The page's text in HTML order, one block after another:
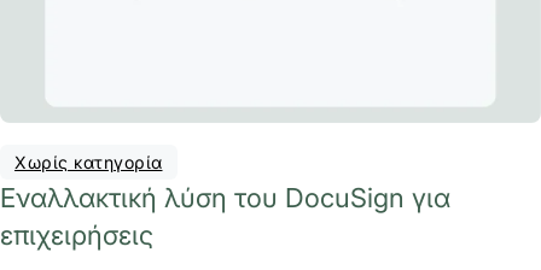
Χωρίς κατηγορία
Εναλλακτική λύση του DocuSign για
επιχειρήσεις